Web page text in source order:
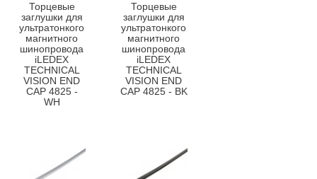
Торцевые
заглушки для
ультратонкого
магнитного
шинопровода
iLEDEX
TECHNICAL
VISION END
CAP 4825 -
WH
Торцевые
заглушки для
ультратонкого
магнитного
шинопровода
iLEDEX
TECHNICAL
VISION END
CAP 4825 - BK